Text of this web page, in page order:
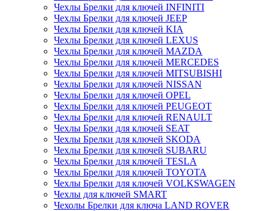
Чехлы Брелки для ключей INFINITI
Чехлы Брелки для ключей JEEP
Чехлы Брелки для ключей KIA
Чехлы Брелки для ключей LEXUS
Чехлы Брелки для ключей MAZDA
Чехлы Брелки для ключей MERCEDES
Чехлы Брелки для ключей MITSUBISHI
Чехлы Брелки для ключей NISSAN
Чехлы Брелки для ключей OPEL
Чехлы Брелки для ключей PEUGEOT
Чехлы Брелки для ключей RENAULT
Чехлы Брелки для ключей SEAT
Чехлы Брелки для ключей SKODA
Чехлы Брелки для ключей SUBARU
Чехлы Брелки для ключей TESLA
Чехлы Брелки для ключей TOYOTA
Чехлы Брелки для ключей VOLKSWAGEN
Чехлы для ключей SMART
Чехолы Брелки для ключа LAND ROVER